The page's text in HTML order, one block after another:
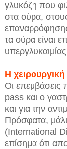
γλυκόζη που
στα ούρα,
τα ούρα είναι
H
Οι επεμβάσεις
pass και ο
και για την
Πρόσφατα,
(International
επίσημα ότι